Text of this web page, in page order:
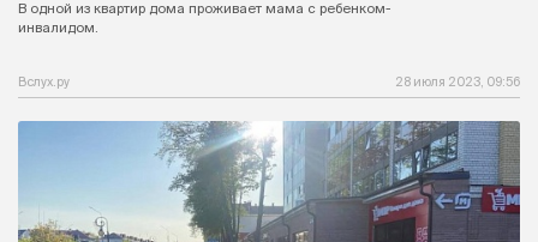
В одной из квартир дома проживает мама с ребенком-
инвалидом.
Вслух.ру 28 июля 2023, 09:56